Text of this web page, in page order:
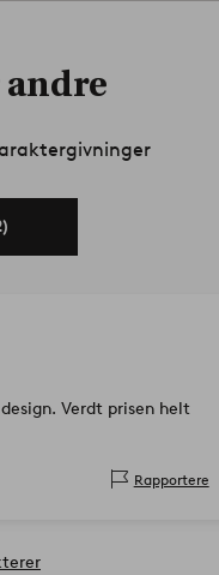
Verdt prisen helt
Rapportere